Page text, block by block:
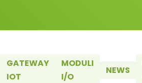
GATEWAY
IOT
MODULI
I/O
NEWS